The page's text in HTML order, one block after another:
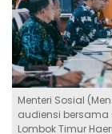
Menteri Sosial
audiensi bersama
Lombok Timur